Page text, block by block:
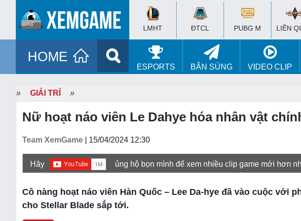
LMHT ĐTCL PUBG M LIÊN
HOME
ESPORTS BẮN SÚNG VIDEO CLIP
» GIẢI TRÍ »
Nữ hoạt náo viên Le Dahye hóa nhân vật
Team XemGame | 15/04/2024 12:30
Hãy ủng hộ bọn mình để xem nhiều clip game mới hơn
Cô nàng hoạt náo viên Hàn Quốc – Lee Da-hye đã vào cuộc với
cho Stellar Blade sắp tới.